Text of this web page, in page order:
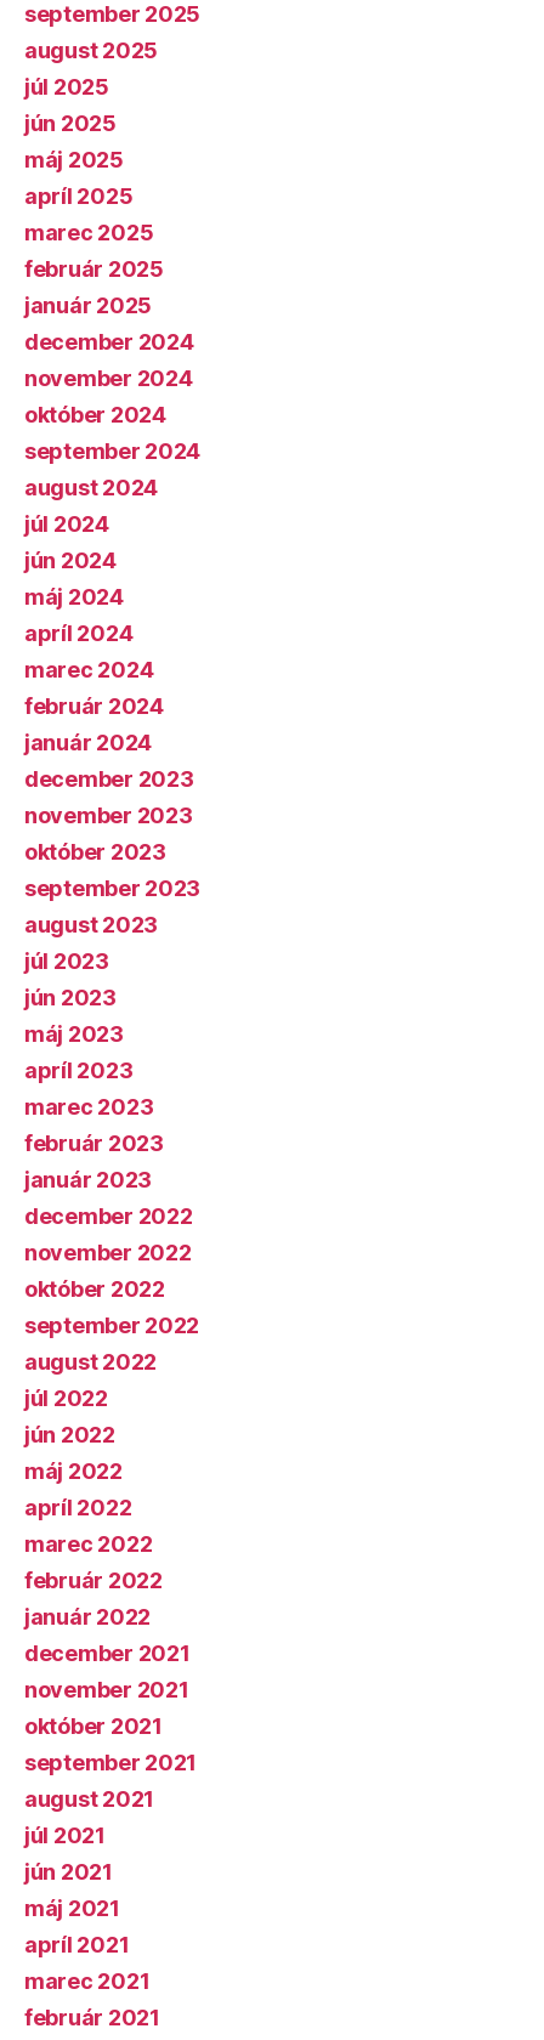
september 2025
august 2025
júl 2025
jún 2025
máj 2025
apríl 2025
marec 2025
február 2025
január 2025
december 2024
november 2024
október 2024
september 2024
august 2024
júl 2024
jún 2024
máj 2024
apríl 2024
marec 2024
február 2024
január 2024
december 2023
november 2023
október 2023
september 2023
august 2023
júl 2023
jún 2023
máj 2023
apríl 2023
marec 2023
február 2023
január 2023
december 2022
november 2022
október 2022
september 2022
august 2022
júl 2022
jún 2022
máj 2022
apríl 2022
marec 2022
február 2022
január 2022
december 2021
november 2021
október 2021
september 2021
august 2021
júl 2021
jún 2021
máj 2021
apríl 2021
marec 2021
február 2021